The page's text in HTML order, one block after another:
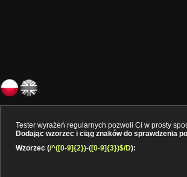
Tester wyrażeń regularnych pozwoli Ci w prosty
Dodając wzorzec i ciąg znaków do sprawdzenia
Wzorzec (/^([0-9]{2})-([0-9]{3})$/D):